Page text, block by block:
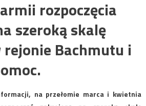
rozpoczęcia
szeroką skalę
Bachmutu i
na przełomie marca i kwietnia